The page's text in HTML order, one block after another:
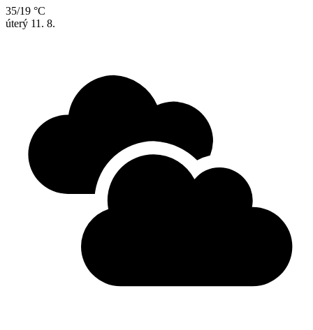
35/19 °C
úterý 11. 8.